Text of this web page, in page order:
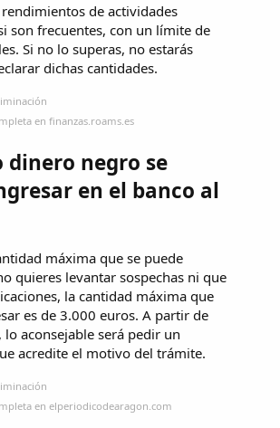
de actividades
son frecuentes, con un límite de
Si no lo superas, no estarás
dichas cantidades.
en finanzas.roams.es
dinero negro se
en el banco al
máxima que se puede
quieres levantar sospechas ni que
la cantidad máxima que
es de 3.000 euros. A partir de
aconsejable será pedir un
acredite el motivo del trámite.
en elperiodicodearagon.com